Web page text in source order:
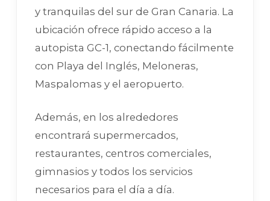
y tranquilas del sur de Gran Canaria. La
ubicación ofrece rápido acceso a la
autopista GC-1, conectando fácilmente
con Playa del Inglés, Meloneras,
Maspalomas y el aeropuerto.
Además, en los alrededores
encontrará supermercados,
restaurantes, centros comerciales,
gimnasios y todos los servicios
necesarios para el día a día.